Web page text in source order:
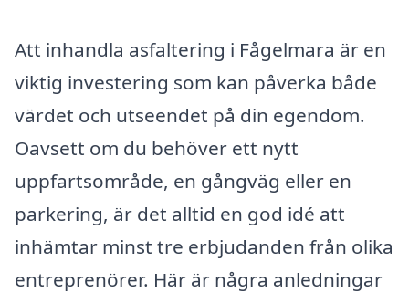
Att inhandla asfaltering i Fågelmara är en
viktig investering som kan påverka både
värdet och utseendet på din egendom.
Oavsett om du behöver ett nytt
uppfartsområde, en gångväg eller en
parkering, är det alltid en god idé att
inhämtar minst tre erbjudanden från olika
entreprenörer. Här är några anledningar